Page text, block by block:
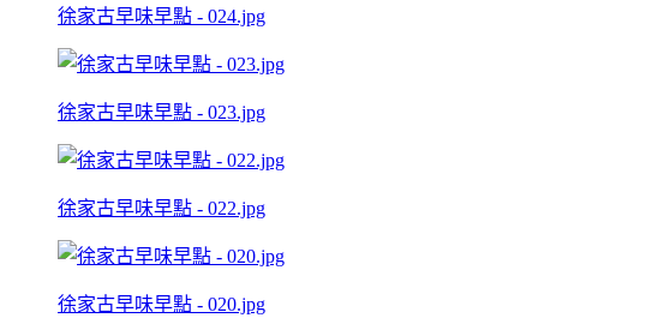
徐家古早味早點 - 024.jpg
徐家古早味早點 - 023.jpg
徐家古早味早點 - 022.jpg
徐家古早味早點 - 020.jpg